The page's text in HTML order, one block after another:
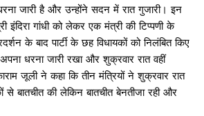
जारी है और उन्होंने सदन में रात गुजारी। इन
इंदिरा गांधी को लेकर एक मंत्री की टिप्पणी के
के बाद पार्टी के छह विधायकों को निलंबित किए
धरना जारी रखा और शुक्रवार रात वहीं
जूली ने कहा कि तीन मंत्रियों ने शुक्रवार रात
से बातचीत की लेकिन बातचीत बेनतीजा रही और